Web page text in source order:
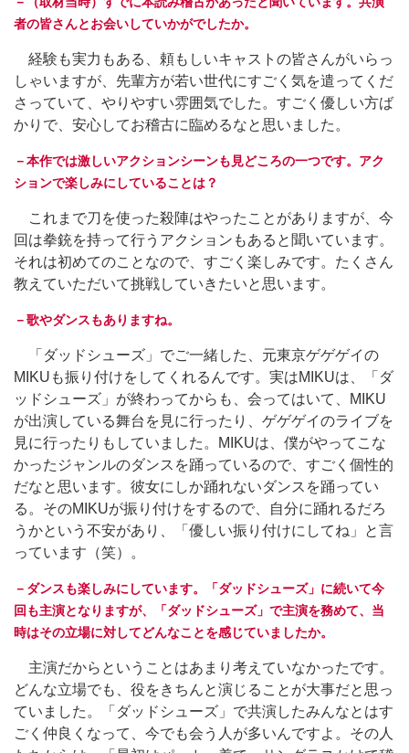
者の皆さんとお会いしていかがでしたか。
経験も実力もある、頼もしいキャストの皆さんがいらっ
しゃいますが、先輩方が若い世代にすごく気を遣ってくだ
さっていて、やりやすい雰囲気でした。すごく優しい方ば
かりで、安心してお稽古に臨めるなと思いました。
－本作では激しいアクションシーンも見どころの一つです。アク
ションで楽しみにしていることは？
これまで刀を使った殺陣はやったことがありますが、今
回は拳銃を持って行うアクションもあると聞いています。
それは初めてのことなので、すごく楽しみです。たくさん
教えていただいて挑戦していきたいと思います。
－歌やダンスもありますね。
「ダッドシューズ」でご一緒した、元東京ゲゲゲイの
MIKUも振り付けをしてくれるんです。実はMIKUは、「ダ
ッドシューズ」が終わってからも、会ってはいて、MIKU
が出演している舞台を見に行ったり、ゲゲゲイのライブを
見に行ったりもしていました。MIKUは、僕がやってこな
かったジャンルのダンスを踊っているので、すごく個性的
だなと思います。彼女にしか踊れないダンスを踊ってい
る。そのMIKUが振り付けをするので、自分に踊れるだろ
うかという不安があり、「優しい振り付けにしてね」と言
っています（笑）。
－ダンスも楽しみにしています。「ダッドシューズ」に続いて今
回も主演となりますが、「ダッドシューズ」で主演を務めて、当
時はその立場に対してどんなことを感じていましたか。
主演だからということはあまり考えていなかったです。
どんな立場でも、役をきちんと演じることが大事だと思っ
ていました。「ダッドシューズ」で共演したみんなとはす
ごく仲良くなって、今でも会う人が多いんですよ。その人